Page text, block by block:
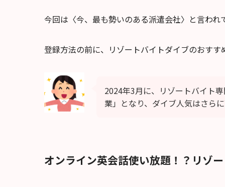
今回は〈今、最も勢いのある派遣会社〉と言われ
登録方法の前に、リゾートバイトダイブのおす
2024年3月に、リゾートバイト
業」となり、ダイブ人気はさら
オンライン英会話使い放題！？リゾ